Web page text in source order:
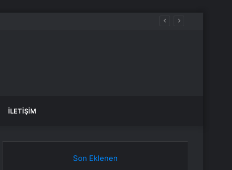
İLETIŞIM
Son Eklenen